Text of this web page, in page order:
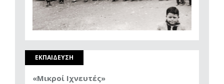
ΕΚΠΑΙΔΕΥΣΗ
«Μικροί Ιχνευτές»